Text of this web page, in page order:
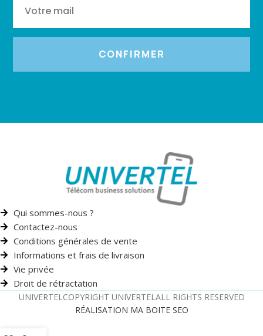
CONFIRMER
Qui sommes-nous ?
Contactez-nous
Conditions générales de vente
Informations et frais de livraison
Vie privée
Droit de rétractation
UNIVERTEL COPYRIGHT UNIVERTEL ALL RIGHTS RESERVED
RÉALISATION MA BOITE SEO